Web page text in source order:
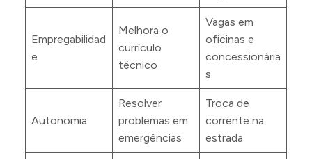
Empregabilidad
e
Melhora o
currículo
técnico
Vagas em
oficinas e
concessionária
s
Autonomia
Resolver
problemas em
emergências
Troca de
corrente na
estrada